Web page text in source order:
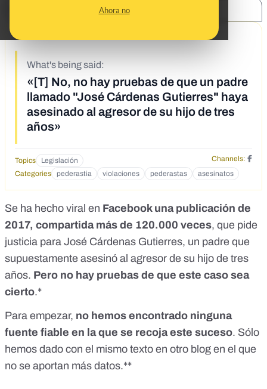
Ahora no
9/30/19
What's being said:
«[T] No, no hay pruebas de que un padre
llamado "José Cárdenas Gutierres" haya
asesinado al agresor de su hijo de tres
años»
Topics Legislación
Channels:
Categories
pederastia violaciones pederastas asesinatos
Se ha hecho viral en Facebook una publicación de
2017, compartida más de 120.000 veces, que pide
justicia para José Cárdenas Gutierres, un padre que
supuestamente asesinó al agresor de su hijo de tres
años. Pero no hay pruebas de que este caso sea
cierto.*
Para empezar, no hemos encontrado ninguna
fuente fiable en la que se recoja este suceso. Sólo
hemos dado con el mismo texto en otro blog en el que
no se aportan más datos.**